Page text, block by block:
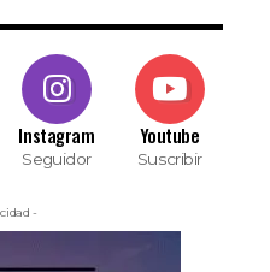
Instagram
Seguidor
Youtube
Suscribir
-